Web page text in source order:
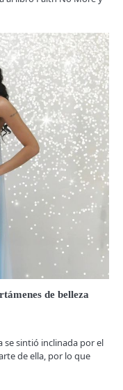
de belleza
se sintió inclinada por el
de ella, por lo que